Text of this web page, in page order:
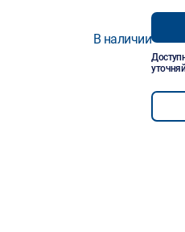
В наличии